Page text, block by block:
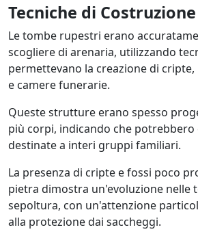
Tecniche di Costruzione
Le tombe rupestri erano
scogliere di arenaria, utilizzando
permettevano la creazione di
e camere funerarie.
Queste strutture erano spesso
più corpi, indicando che potrebbero
destinate a interi gruppi familiari.
La presenza di cripte e fossi poco
pietra dimostra un'evoluzione nelle
sepoltura, con un'attenzione
alla protezione dai saccheggi.